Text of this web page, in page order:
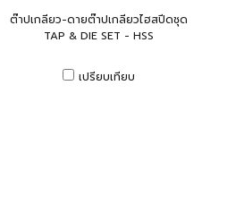
ต๊าปเกลียว-ดายต๊าปเกลียวไฮสปีดชุด
TAP & DIE SET - HSS
เปรียบเทียบ